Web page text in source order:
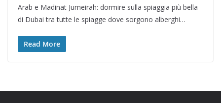
Arab e Madinat Jumeirah: dormire sulla spiaggia più bella
di Dubai tra tutte le spiagge dove sorgono alberghi…
Read More